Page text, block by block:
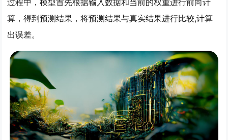
过程中，模型首先根据输入数据和当前的权重进行前向计
算，得到预测结果，将预测结果与真实结果进行比较,计算
出误差。